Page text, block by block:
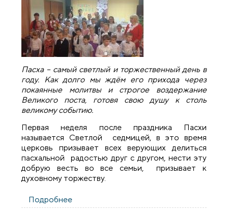
Пасха – самый светлый и торжественный день в
году. Как долго мы ждём его прихода через
покаянные молитвы и строгое воздержание
Великого поста, готовя свою душу к столь
великому событию.
Первая неделя после праздника Пасхи
называется Светлой седмицей, в это время
церковь призывает всех верующих делиться
пасхальной радостью друг с другом, нести эту
добрую весть во все семьи, призывает к
духовному торжеству.
Подробнее
Пасхальные утренники